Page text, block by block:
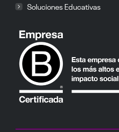
Soluciones Educativas